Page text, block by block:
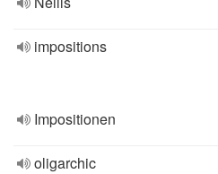
impositions
Impositionen
oligarchic